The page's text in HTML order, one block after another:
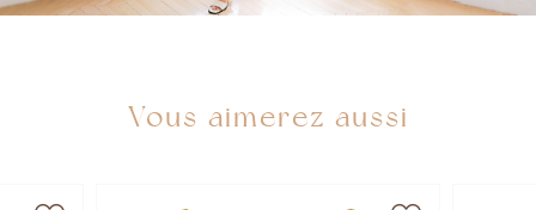
Vous aimerez aussi